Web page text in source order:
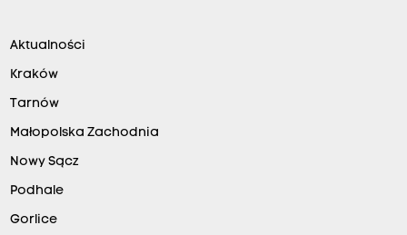
Aktualności
Kraków
Tarnów
Małopolska Zachodnia
Nowy Sącz
Podhale
Gorlice